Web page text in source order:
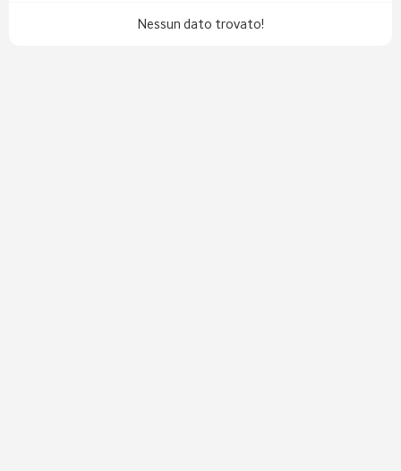
Nessun dato trovato!